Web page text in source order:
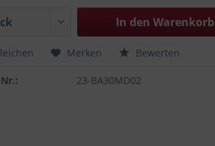
In den Warenkorb
Merken Bewerten
23-BA30MD02